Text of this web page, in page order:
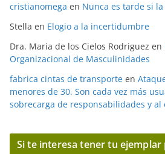
cristianomega en Nunca es tarde si
Stella en Elogio a la incertidumbre
Dra. Maria de los Cielos Rodriguez en
Organizacional de Masculinidades
fabrica cintas de transporte en
menores de 30. Son cada vez más
sobrecarga de responsabilidades y al
Si te interesa tener tu